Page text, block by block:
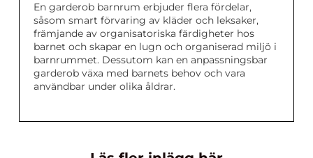
En garderob barnrum erbjuder flera fördelar,
såsom smart förvaring av kläder och leksaker,
främjande av organisatoriska färdigheter hos
barnet och skapar en lugn och organiserad miljö i
barnrummet. Dessutom kan en anpassningsbar
garderob växa med barnets behov och vara
användbar under olika åldrar.